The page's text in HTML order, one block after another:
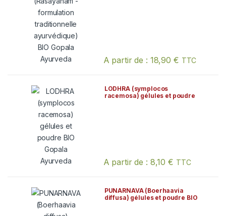
A partir de : 18,90 € TTC
Ce produit a plusieurs variations.
LODHRA (symplocos
racemosa) gélules et poudre
A partir de : 8,10€ TTC
Ce produit a plusieurs variations.
PUNARNAVA (Boerhaavia
diffusa) gélules et poudre BIO